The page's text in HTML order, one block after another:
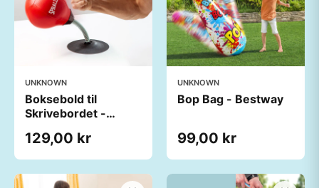
UNKNOWN
Boksebold til
Skrivebordet -
129,00 kr
UNKNOWN
Bop Bag - Bestway
99,00 kr